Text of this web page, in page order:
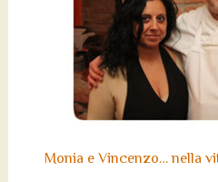
Monia e Vincenzo… nella